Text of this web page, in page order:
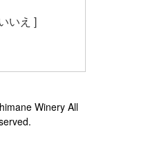
いえ ]
Winery All